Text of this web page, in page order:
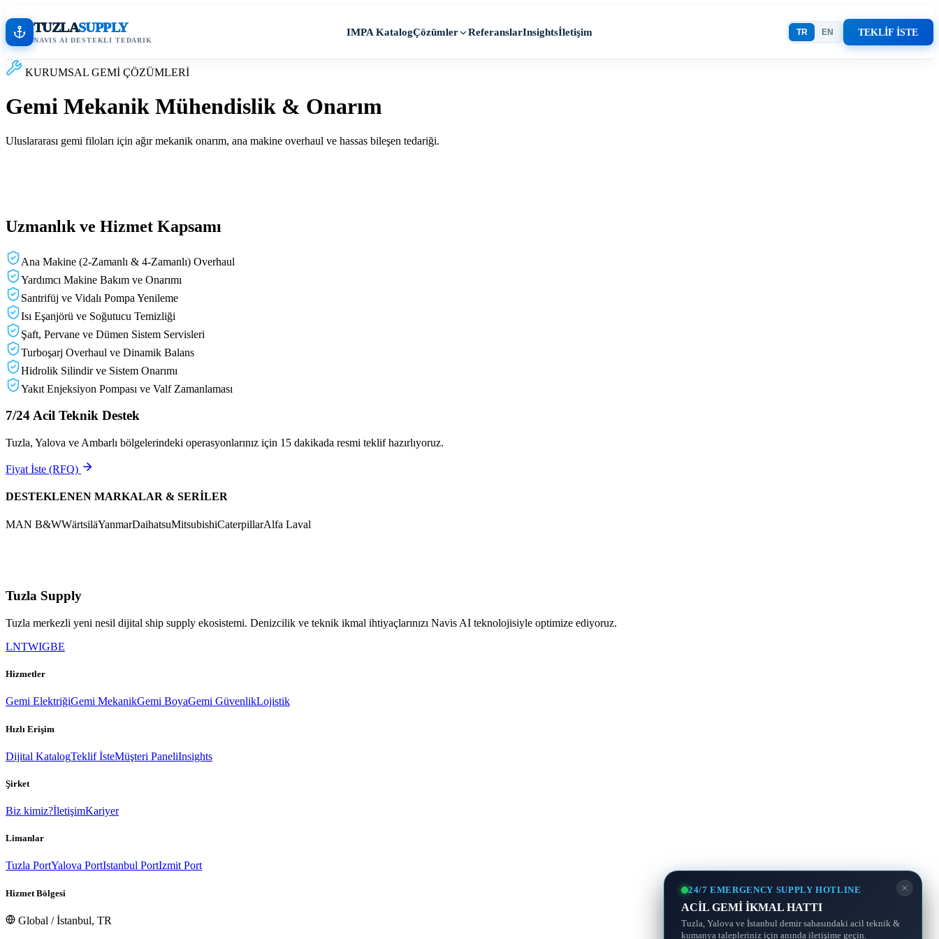
TUZLASUPPLY
NAVIS AI DESTEKLI TEDARIK
IMPA KatalogÇözümler ReferanslarInsightsİletişim TR EN TEKLİF İSTE
KURUMSAL GEMİ ÇÖZÜMLERİ
Gemi Mekanik Mühendislik & Onarım
Uluslararası gemi filoları için ağır mekanik onarım, ana makine overhaul ve hassas bileşen tedariği.
Uzmanlık ve Hizmet Kapsamı
Ana Makine (2-Zamanlı & 4-Zamanlı) Overhaul
Yardımcı Makine Bakım ve Onarımı
Santrifüj ve Vidalı Pompa Yenileme
Isı Eşanjörü ve Soğutucu Temizliği
Şaft, Pervane ve Dümen Sistem Servisleri
Turboşarj Overhaul ve Dinamik Balans
Hidrolik Silindir ve Sistem Onarımı
Yakıt Enjeksiyon Pompası ve Valf Zamanlaması
7/24 Acil Teknik Destek
Tuzla, Yalova ve Ambarlı bölgelerindeki operasyonlarınız için 15 dakikada resmi teklif hazırlıyoruz.
Fiyat İste (RFQ)
DESTEKLENEN MARKALAR & SERİLER
MAN B&WWärtsiläYanmarDaihatsuMitsubishiCaterpillarAlfa Laval
Tuzla Supply
Tuzla merkezli yeni nesil dijital ship supply ekosistemi. Denizcilik ve teknik ikmal ihtiyaçlarınızı Navis AI teknolojisiyle optimize ediyoruz.
LNTWIGBE
Hizmetler
Gemi ElektriğiGemi MekanikGemi BoyaGemi GüvenlikLojistik
Hızlı Erişim
Dijital KatalogTeklif İsteMüşteri PaneliInsights
Şirket
Biz kimiz?İletişimKariyer
Limanlar
Tuzla PortYalova PortIstanbul PortIzmit Port
Hizmet Bölgesi
Global / İstanbul, TR
24/7 EMERGENCY SUPPLY HOTLINE
ACİL GEMİ İKMAL HATTI
Tuzla, Yalova ve İstanbul demir sahasındaki acil teknik &
kumanya talepleriniz için anında iletişime geçin.